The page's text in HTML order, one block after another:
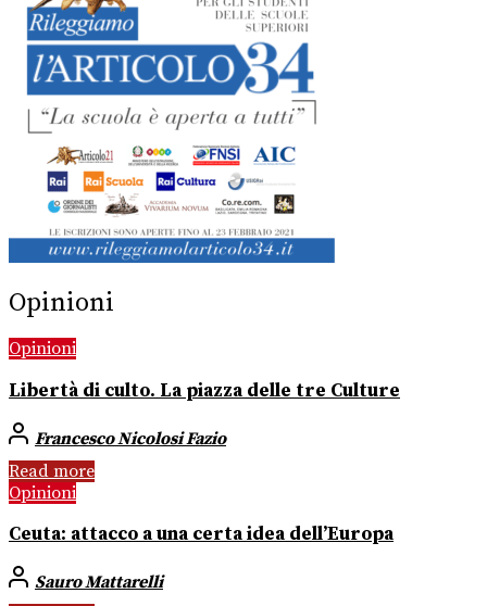
Opinioni
Opinioni
Libertà di culto. La piazza delle tre Culture
Francesco Nicolosi Fazio
Read more
Opinioni
Ceuta: attacco a una certa idea dell’Europa
Sauro Mattarelli